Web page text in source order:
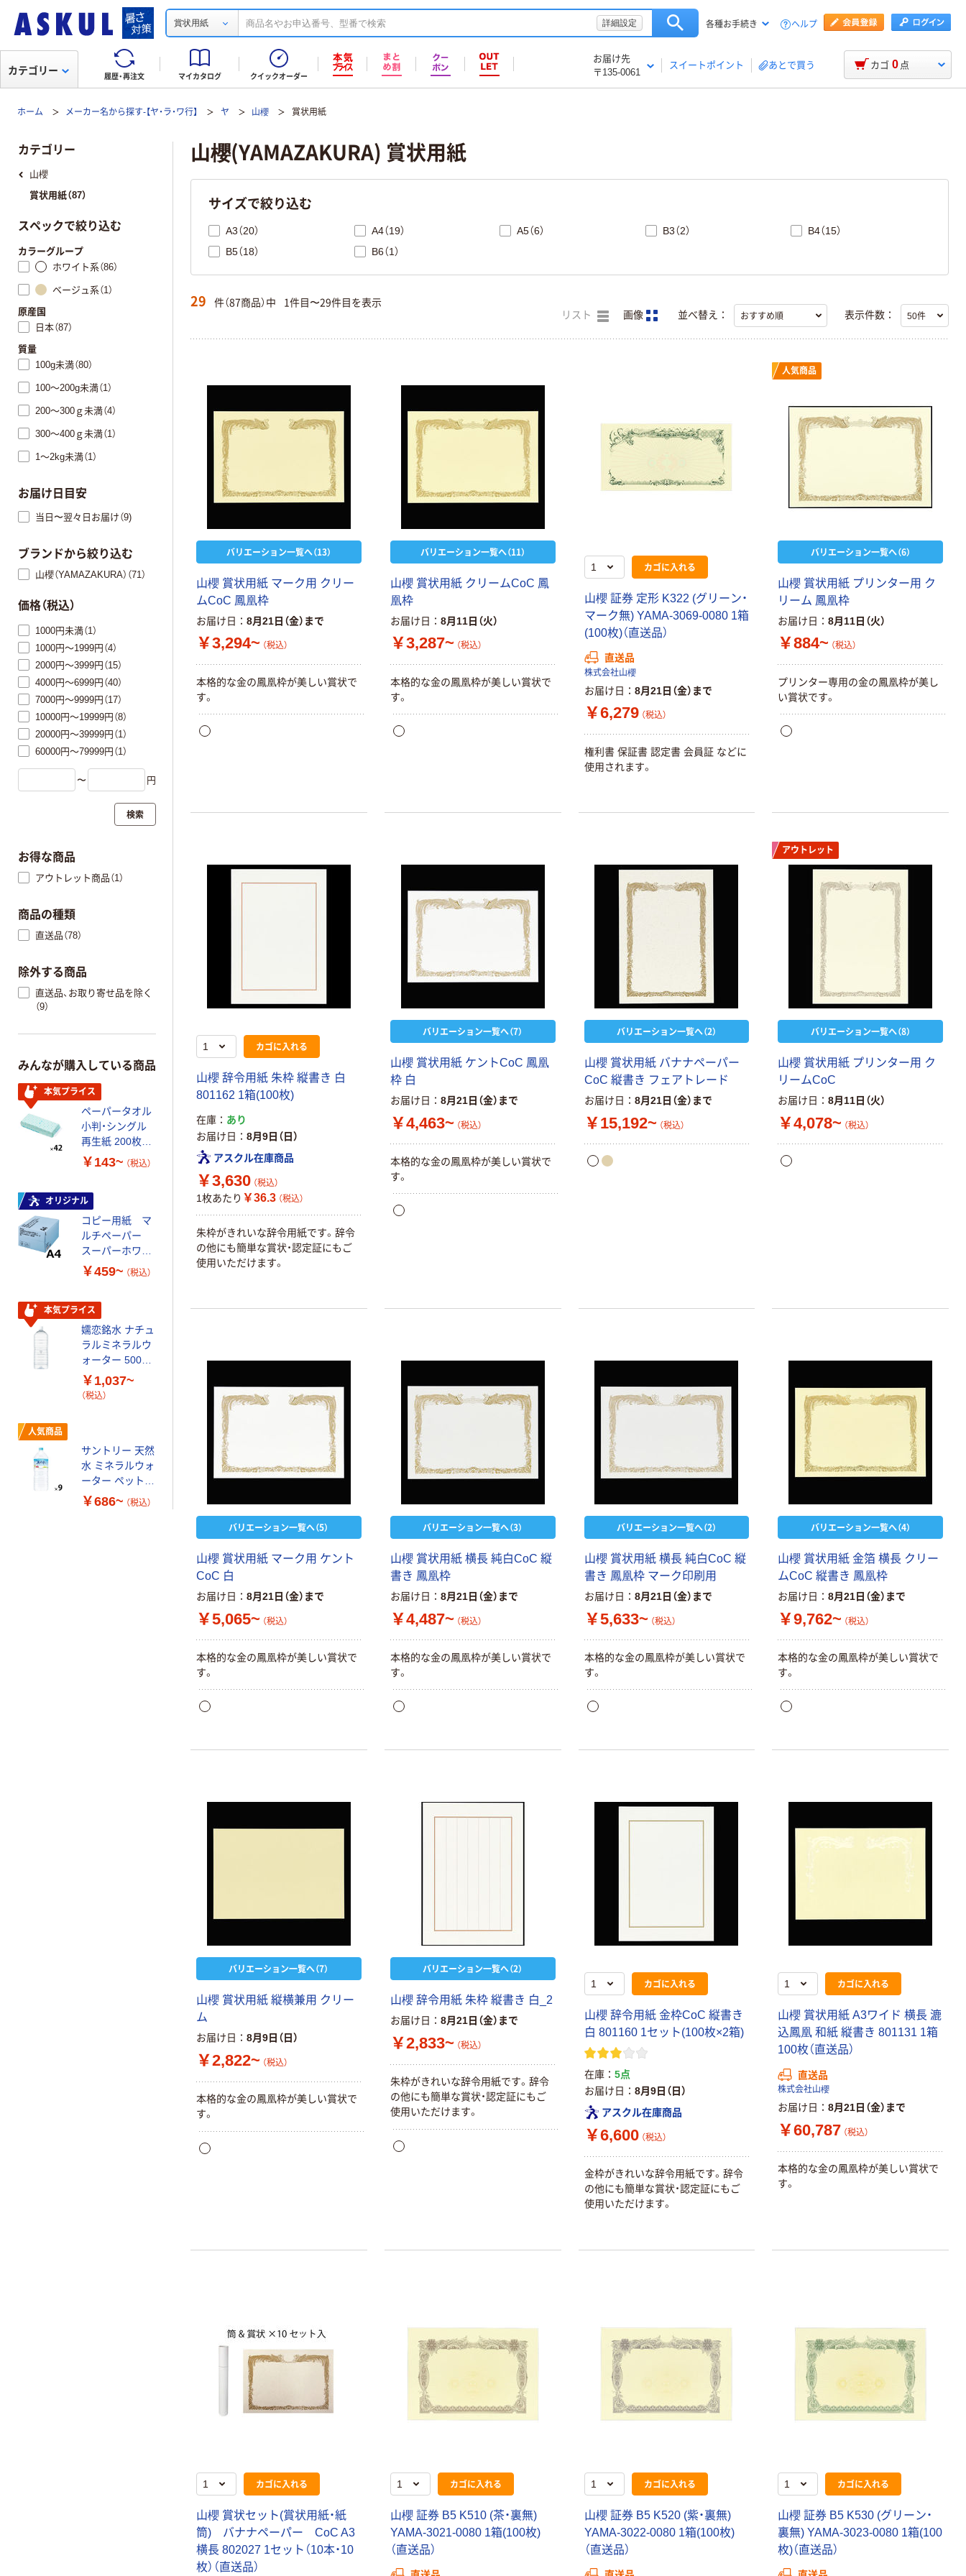
賞状用紙 詳細設定 各種お手続き ヘルプ
履歴・再注文 マイカタログ クイックオーダー
お届け先
〒135-0061
スイートポイント あとで買う
カテゴリー カゴ 0 点
ホーム メーカー名から探す-【ヤ・ラ・ワ行】 ヤ 山櫻 賞状用紙
山櫻(YAMAZAKURA) 賞状用紙
サイズで絞り込む
A3（20） A4（19） A5（6） B3（2）
B4（15）
B5（18）
B6（1）
29 件（87商品）中 1件目〜29件目を表示
リスト 画像 並べ替え： 表示件数：
バリエーション一覧へ（13）
山櫻 賞状用紙 マーク用 クリー
ムCoC 鳳凰枠
お届け日 8月21日（金）まで
￥3,294~ （税込）
本格的な金の鳳凰枠が美しい賞状で
す。
バリエーション一覧へ（11）
山櫻 賞状用紙 クリームCoC 鳳
凰枠
お届け日 8月11日（火）
￥3,287~ （税込）
本格的な金の鳳凰枠が美しい賞状で
す。
カゴに入れる
山櫻 証券 定形 K322 (グリーン・
マーク無) YAMA-3069-0080 1箱
(100枚)（直送品）
直送品
株式会社山櫻
お届け日 8月21日（金）まで
￥6,279 （税込）
権利書 保証書 認定書 会員証 などに
使用されます。
人気商品
バリエーション一覧へ（6）
山櫻 賞状用紙 プリンター用 ク
リーム 鳳凰枠
お届け日 8月11日（火）
￥884~ （税込）
プリンター専用の金の鳳凰枠が美し
い賞状です。
カゴに入れる
山櫻 辞令用紙 朱枠 縦書き 白
801162 1箱(100枚)
在庫
あり
お届け日
8月9日（日）
アスクル在庫商品
￥3,630 （税込）
1枚あたり ￥36.3 （税込）
朱枠がきれいな辞令用紙です。辞令
の他にも簡単な賞状・認定証にもご
使用いただけます。
バリエーション一覧へ（7）
山櫻 賞状用紙 ケントCoC 鳳凰
枠 白
お届け日 8月21日（金）まで
￥4,463~ （税込）
本格的な金の鳳凰枠が美しい賞状で
す。
バリエーション一覧へ（2）
山櫻 賞状用紙 バナナペーパー
CoC 縦書き フェアトレード
お届け日 8月21日（金）まで
￥15,192~ （税込）
アウトレット
バリエーション一覧へ（8）
山櫻 賞状用紙 プリンター用 ク
リームCoC
お届け日 8月11日（火）
￥4,078~ （税込）
バリエーション一覧へ（5）
山櫻 賞状用紙 マーク用 ケント
CoC 白
お届け日 8月21日（金）まで
￥5,065~ （税込）
本格的な金の鳳凰枠が美しい賞状で
す。
バリエーション一覧へ（3）
山櫻 賞状用紙 横長 純白CoC 縦
書き 鳳凰枠
お届け日 8月21日（金）まで
￥4,487~ （税込）
本格的な金の鳳凰枠が美しい賞状で
す。
バリエーション一覧へ（2）
山櫻 賞状用紙 横長 純白CoC 縦
書き 鳳凰枠 マーク印刷用
お届け日 8月21日（金）まで
￥5,633~ （税込）
本格的な金の鳳凰枠が美しい賞状で
す。
バリエーション一覧へ（4）
山櫻 賞状用紙 金箔 横長 クリー
ムCoC 縦書き 鳳凰枠
お届け日 8月21日（金）まで
￥9,762~ （税込）
本格的な金の鳳凰枠が美しい賞状で
す。
バリエーション一覧へ（7）
山櫻 賞状用紙 縦横兼用 クリー
ム
お届け日 8月9日（日）
￥2,822~ （税込）
本格的な金の鳳凰枠が美しい賞状で
す。
バリエーション一覧へ（2）
山櫻 辞令用紙 朱枠 縦書き 白_2
お届け日 8月21日（金）まで
￥2,833~ （税込）
朱枠がきれいな辞令用紙です。辞令
の他にも簡単な賞状・認定証にもご
使用いただけます。
カゴに入れる
山櫻 辞令用紙 金枠CoC 縦書き
白 801160 1セット(100枚×2箱)
在庫
5点
お届け日
8月9日（日）
アスクル在庫商品
￥6,600 （税込）
金枠がきれいな辞令用紙です。辞令
の他にも簡単な賞状・認定証にもご
使用いただけます。
カゴに入れる
山櫻 賞状用紙 A3ワイド 横長 漉
込鳳凰 和紙 縦書き 801131 1箱
100枚（直送品）
直送品
株式会社山櫻
お届け日 8月21日（金）まで
￥60,787 （税込）
本格的な金の鳳凰枠が美しい賞状で
す。
カゴに入れる
山櫻 賞状セット(賞状用紙・紙
筒) バナナペーパー CoC A3
横長 802027 1セット（10本・10
枚）（直送品）
カゴに入れる
山櫻 証券 B5 K510 (茶・裏無)
YAMA-3021-0080 1箱(100枚)
（直送品）
カゴに入れる
山櫻 証券 B5 K520 (紫・裏無)
YAMA-3022-0080 1箱(100枚)
（直送品）
カゴに入れる
山櫻 証券 B5 K530 (グリーン・
裏無) YAMA-3023-0080 1箱(100
枚)（直送品）
カテゴリー
山櫻
賞状用紙（87）
スペックで絞り込む
カラーグループ
ホワイト系（86）
ベージュ系（1）
原産国
日本（87）
質量
100g未満（80）
100～200g未満（1）
200～300ｇ未満（4）
300～400ｇ未満（1）
1～2kg未満（1）
お届け日目安
当日〜翌々日お届け（9)
ブランドから絞り込む
山櫻（YAMAZAKURA）（71）
価格（税込）
1000円未満（1）
1000円～1999円（4）
2000円～3999円（15）
4000円～6999円（40）
7000円～9999円（17）
10000円～19999円（8）
20000円～39999円（1）
60000円～79999円（1）
〜 円
検索
お得な商品
アウトレット商品（1）
商品の種類
直送品（78）
除外する商品
直送品、お取り寄せ品を除く
（9）
みんなが購入している商品
本気プライス
ペーパータオル
小判・シングル
再生紙 200枚
FSC認証紙 アス
クルオリジナル
￥143~ （税込）
オリジナル
コピー用紙 マ
ルチペーパー
スーパーホワイ
トＪ 国内生産
￥459~ （税込）
本気プライス
嬬恋銘水 ナチュ
ラルミネラルウ
ォーター 500ml
キャップシール
付き／2Lラベル
￥1,037~
（税込）
人気商品
サントリー 天然
水 ミネラルウォ
ーター ペットボ
トル
￥686~ （税込）